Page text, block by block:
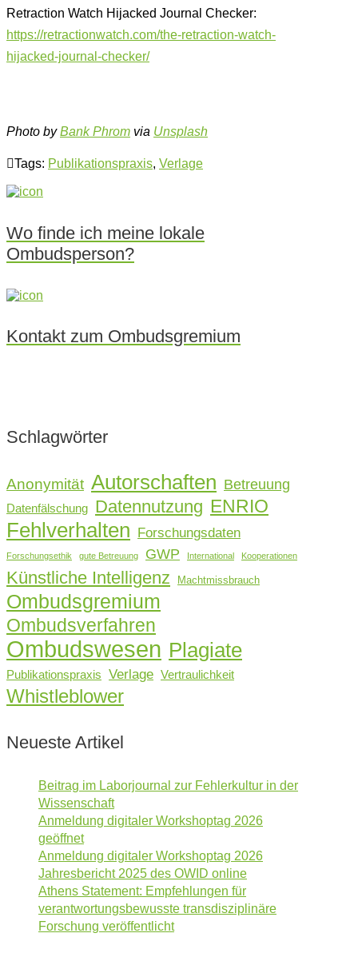
Retraction Watch Hijacked Journal Checker:
https://retractionwatch.com/the-retraction-watch-
hijacked-journal-checker/
Photo byBank Phrom via Unsplash
Tags: Publikationspraxis, Verlage
Wo finde ich meine lokale
Ombudsperson?
Kontakt zum Ombudsgremium
Schlagwörter
Anonymität Autorschaften Betreuung
Datenfälschung Datennutzung ENRIO
Fehlverhalten Forschungsdaten
Forschungsethik gute Betreuung GWP International Kooperationen
Künstliche Intelligenz Machtmissbrauch
Ombudsgremium
Ombudsverfahren
Ombudswesen Plagiate
Publikationspraxis Verlage Vertraulichkeit
Whistleblower
Neueste Artikel
Beitrag im Laborjournal zur Fehlerkultur in der
Wissenschaft
Anmeldung digitaler Workshoptag 2026
geöffnet
Anmeldung digitaler Workshoptag 2026
Jahresbericht 2025 des OWID online
Athens Statement: Empfehlungen für
verantwortungsbewusste transdisziplinäre
Forschung veröffentlicht